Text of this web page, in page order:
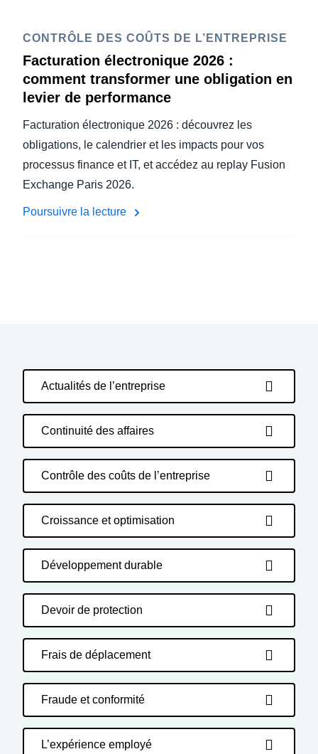
CONTRÔLE DES COÛTS DE L’ENTREPRISE
Facturation électronique 2026 :
comment transformer une obligation en
levier de performance
Facturation électronique 2026 : découvrez les
obligations, le calendrier et les impacts pour vos
processus finance et IT, et accédez au replay Fusion
Exchange Paris 2026.
Poursuivre la lecture
Actualités de l’entreprise
Continuité des affaires
Contrôle des coûts de l’entreprise
Croissance et optimisation
Développement durable
Devoir de protection
Frais de déplacement
Fraude et conformité
L’expérience employé